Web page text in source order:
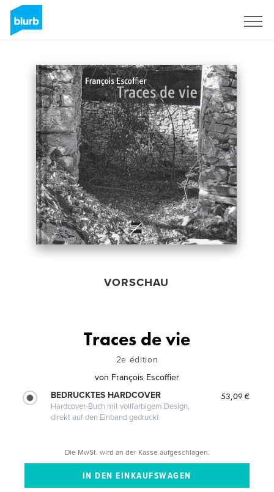
VORSCHAU
Traces de vie
2e édition
von François Escoffier
BEDRUCKTES HARDCOVER
Hardcover-Buch mit vollfarbigem Design,
direkt auf den Einband gedruckt
53,09 €
Die MwSt. wird an der Kasse aufgeschlagen.